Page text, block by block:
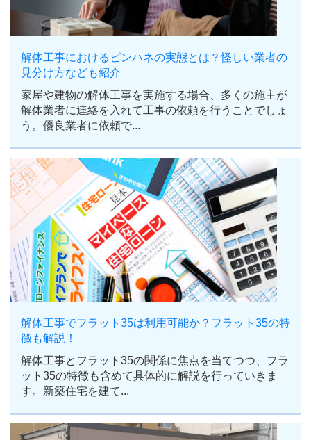
解体工事におけるピンハネの実態とは？怪しい業者の
見分け方なども紹介
家屋や建物の解体工事を実施する場合、多くの施主が
解体業者に連絡を入れて工事の依頼を行うことでしょ
う。優良業者に依頼で...
解体工事でフラット35は利用可能か？フラット35の特
徴も解説！
解体工事とフラット35の関係に焦点を当てつつ、フラ
ット35の特徴も含めて具体的に解説を行っていきま
す。新築住宅を建て...